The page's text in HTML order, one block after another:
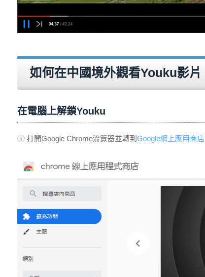
如何在中國境外觀看Youku影片
在電腦上解鎖Youku
① 打開Google Chrome流覽器並轉到 Google網上應用商店